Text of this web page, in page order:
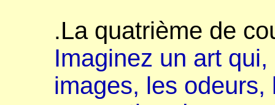
.La quatrième de
Imaginez un art
images, les